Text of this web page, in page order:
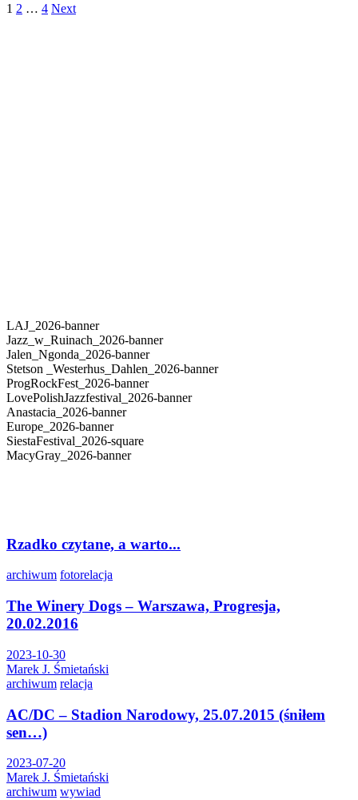
1 2 … 4 Next
LAJ_2026-banner
Jazz_w_Ruinach_2026-banner
Jalen_Ngonda_2026-banner
Stetson _Westerhus_Dahlen_2026-banner
ProgRockFest_2026-banner
LovePolishJazzfestival_2026-banner
Anastacia_2026-banner
Europe_2026-banner
SiestaFestival_2026-square
MacyGray_2026-banner
Rzadko czytane, a warto...
archiwum fotorelacja
The Winery Dogs – Warszawa, Progresja,
20.02.2016
2023-10-30
Marek J. Śmietański
archiwum relacja
AC/DC – Stadion Narodowy, 25.07.2015 (śniłem
sen…)
2023-07-20
Marek J. Śmietański
archiwum wywiad